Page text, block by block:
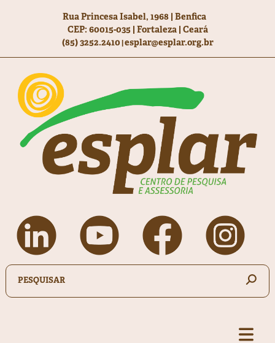
Rua Princesa Isabel, 1968 | Benfica
CEP: 60015-035 | Fortaleza | Ceará
(85) 3252.2410 esplar@esplar.org.br